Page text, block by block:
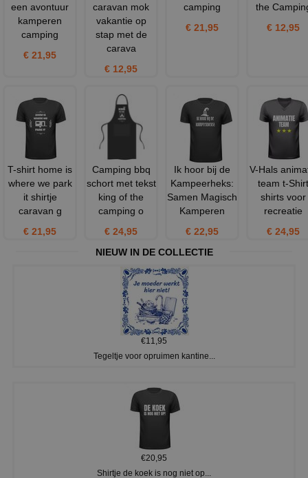
een avontuur
kamperen
camping
€ 21,95
caravan mok
vakantie op
stap met de
carava
€ 12,95
camping
€ 21,95
the
€ 12,95
T-shirt home is
where we park
it shirtje
caravan g
€ 21,95
Camping bbq
schort met tekst
king of the
camping o
€ 24,95
Ik hoor bij de
Kampeerheks:
Samen Magisch
Kamperen
€ 22,95
V-Hals
team t-Shirt
shirts voor
recreatie
€ 24,95
NIEUW IN DE COLLECTIE
€11,95
Tegeltje voor opruimen kantine...
€20,95
Shirtje de koek is nog niet op...